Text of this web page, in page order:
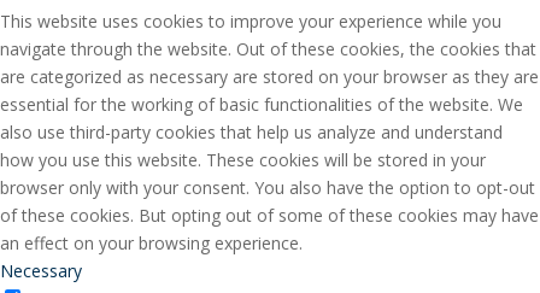
This website uses cookies to improve your experience while you
navigate through the website. Out of these cookies, the cookies that
are categorized as necessary are stored on your browser as they are
essential for the working of basic functionalities of the website. We
also use third-party cookies that help us analyze and understand
how you use this website. These cookies will be stored in your
browser only with your consent. You also have the option to opt-out
of these cookies. But opting out of some of these cookies may have
an effect on your browsing experience.
Necessary